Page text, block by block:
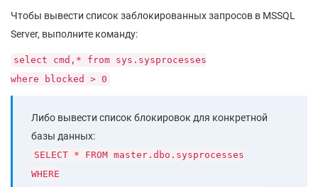
Чтобы вывести список заблокированных запросов в MSSQL
Server, выполните команду:
select cmd,* from sys.sysprocesses
where blocked > 0
Либо вывести список блокировок для конкретной
базы данных:
SELECT * FROM master.dbo.sysprocesses
WHERE